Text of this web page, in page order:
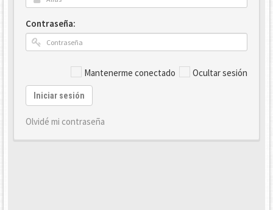
Contraseña:
Mantenerme conectado Ocultar sesión
Iniciar sesión
Olvidé mi contraseña